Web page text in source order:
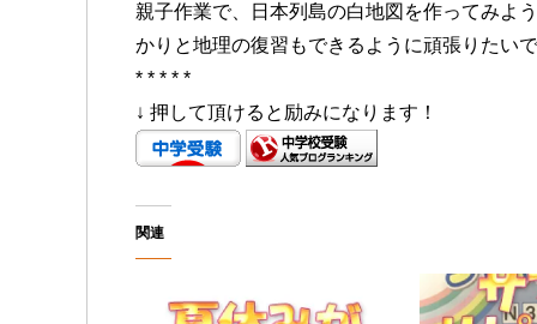
親子作業で、日本列島の白地図を作ってみよ
かりと地理の復習もできるように頑張りたい
* * * * *
↓ 押して頂けると励みになります！
関連